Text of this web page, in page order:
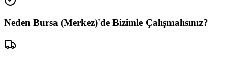
Neden Bursa (Merkez)'de Bizimle Çalışmalısınız?